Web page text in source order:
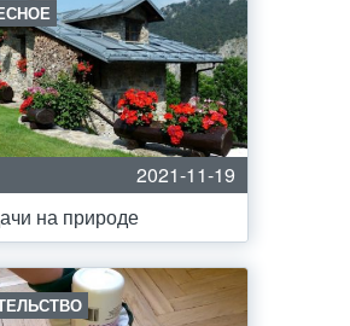
2021-11-19
на природе